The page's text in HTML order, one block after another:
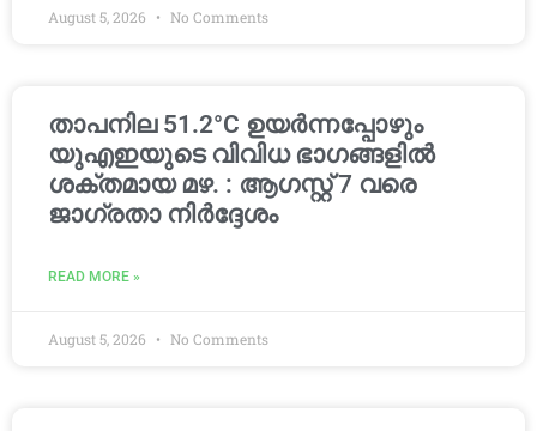
August 5, 2026 No Comments
താപനില 51.2°C ഉയർന്നപ്പോഴും
യുഎഇയുടെ വിവിധ ഭാഗങ്ങളിൽ
ശക്തമായ മഴ. : ആഗസ്റ്റ് 7 വരെ
ജാഗ്രതാ നിർദ്ദേശം
READ MORE »
August 5, 2026 No Comments